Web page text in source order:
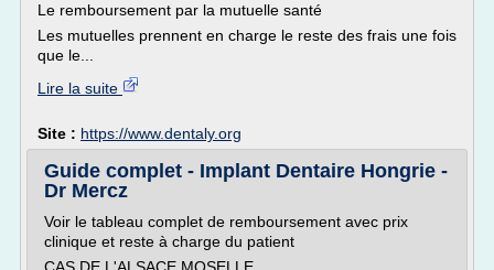
Le remboursement par la mutuelle santé
Les mutuelles prennent en charge le reste des frais une fois
que le...
Lire la suite
Site : https://www.dentaly.org
Guide complet - Implant Dentaire Hongrie -
Dr Mercz
Voir le tableau complet de remboursement avec prix
clinique et reste à charge du patient